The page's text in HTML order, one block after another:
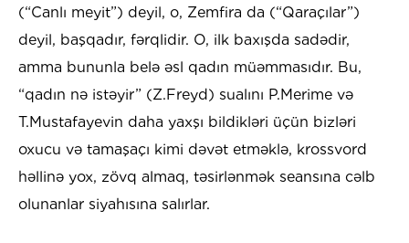
(“Canlı meyit”) deyil, o, Zemfira da (“Qaraçılar”)
deyil, başqadır, fərqlidir. O, ilk baxışda sadədir,
amma bununla belə əsl qadın müəmmasıdır. Bu,
“qadın nə istəyir” (Z.Freyd) sualını P.Merime və
T.Mustafayevin daha yaxşı bildikləri üçün bizləri
oxucu və tamaşaçı kimi dəvət etməklə, krossvord
həllinə yox, zövq almaq, təsirlənmək seansına cəlb
olunanlar siyahısına salırlar.